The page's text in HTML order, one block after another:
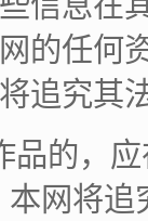
的任何
追究其
品的，
本网将